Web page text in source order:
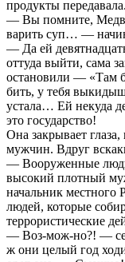
продукты передавала.
— Вы помните,
варить суп… —
— Да ей
оттуда выйти, сама
остановили — «Там
бить, у тебя
устала… Ей некуда
это государство!
Она закрывает
мужчин. Вдруг
— Вооруженные
высокий плотный
начальник
людей, которые
террористические
— Воз-мож-но?! —
ж они целый год